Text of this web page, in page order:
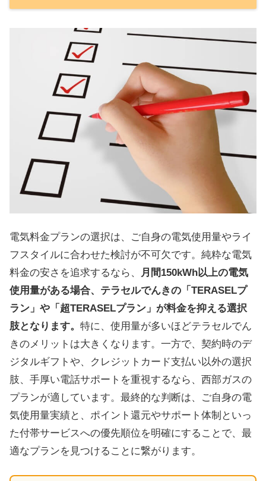
電気料金プランの選択は、ご自身の電気使用量やライ
フスタイルに合わせた検討が不可欠です。純粋な電気
料金の安さを追求するなら、
月間150kWh以上の電気
使用量がある場合、テラセルでんきの「TERASELプ
ラン」や「超TERASELプラン」が料金を抑える選択
肢となります。 特に、使用量が多いほどテラセルでん
きのメリットは大きくなります。一方で、契約時のデ
ジタルギフトや、クレジットカード支払い以外の選択
肢、手厚い電話サポートを重視するなら、西部ガスの
プランが適しています。最終的な判断は、ご自身の電
気使用量実績と、ポイント還元やサポート体制といっ
た付帯サービスへの優先順位を明確にすることで、最
適なプランを見つけることに繋がります。